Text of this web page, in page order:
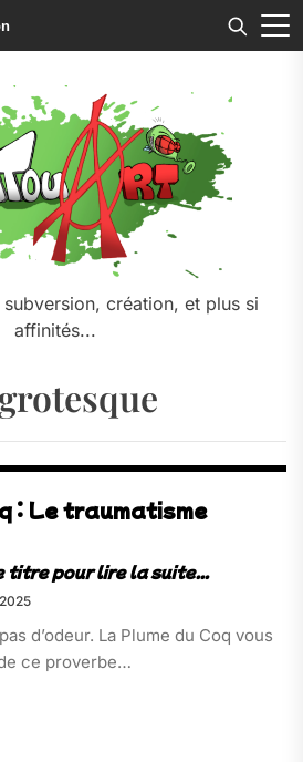
création, et plus si
affinités...
grotesque
: Le traumatisme
d’odeur. La Plume du Coq vous
ce proverbe…